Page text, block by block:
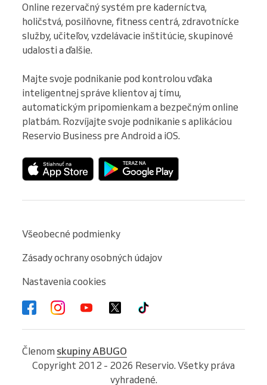
Online rezervačný systém pre kaderníctva,
holičstvá, posilňovne, fitness centrá, zdravotnícke
služby, učiteľov, vzdelávacie inštitúcie, skupinové
udalosti a ďalšie.
Majte svoje podnikanie pod kontrolou vďaka
inteligentnej správe klientov aj tímu,
automatickým pripomienkam a bezpečným online
platbám. Rozvíjajte svoje podnikanie s aplikáciou
Reservio Business pre Android a iOS.
Všeobecné podmienky
Zásady ochrany osobných údajov
Nastavenia cookies
Členom skupiny ABUGO
Copyright 2012 - 2026 Reservio. Všetky práva
vyhradené.